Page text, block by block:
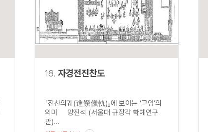
18. 자경전진찬도
『진찬의궤(進饌儀軌)』에 보이는 ‘고임’의
의미 양진석 (서울대 규장각 학예연구
관)...